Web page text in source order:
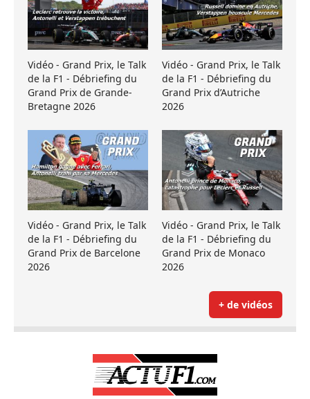
Vidéo - Grand Prix, le Talk
de la F1 - Débriefing du
Grand Prix de Grande-
Bretagne 2026
Vidéo - Grand Prix, le Talk
de la F1 - Débriefing du
Grand Prix d’Autriche
2026
Vidéo - Grand Prix, le Talk
de la F1 - Débriefing du
Grand Prix de Barcelone
2026
Vidéo - Grand Prix, le Talk
de la F1 - Débriefing du
Grand Prix de Monaco
2026
+ de vidéos